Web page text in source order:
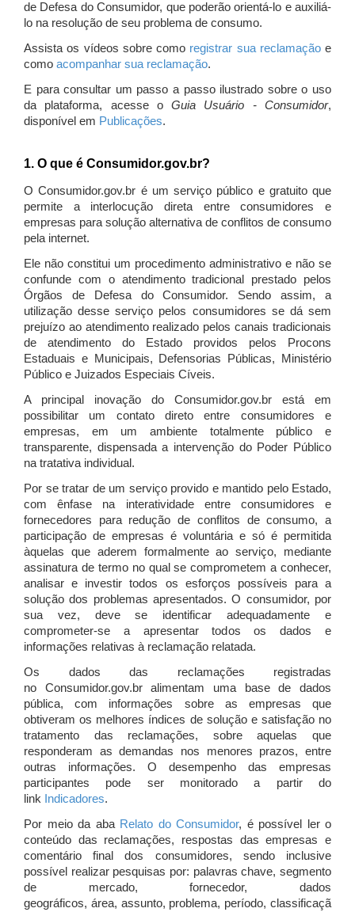
de Defesa do Consumidor, que poderão orientá-lo e auxiliá-
lo na resolução de seu problema de consumo.
Assista os vídeos sobre como registrar sua reclamaçãoe
como acompanhar sua reclamação.
E para consultar um passo a passo ilustrado sobre o uso
da plataforma, acesse oGuia Usuário - Consumidor,
disponível em Publicações.
1. O que é Consumidor.gov.br?
O Consumidor.gov.br é um serviço público e gratuito que
permite a interlocução direta entre consumidores e
empresas para solução alternativa de conflitos de consumo
pela internet.
Ele não constitui um procedimento administrativo e não se
confunde com o atendimento tradicional prestado pelos
Órgãos de Defesa do Consumidor. Sendo assim, a
utilização desse serviço pelos consumidores se dá sem
prejuízo ao atendimento realizado pelos canais tradicionais
de atendimento do Estado providos pelos Procons
Estaduais e Municipais, Defensorias Públicas, Ministério
Público e Juizados Especiais Cíveis.
A principal inovação do Consumidor.gov.br está em
possibilitar um contato direto entre consumidores e
empresas, em um ambiente totalmente público e
transparente, dispensada a intervenção do Poder Público
na tratativa individual.
Por se tratar de um serviço provido e mantido pelo Estado,
com ênfase na interatividade entre consumidores e
fornecedores para redução de conflitos de consumo, a
participação de empresas é voluntária e só é permitida
àquelas que aderem formalmente ao serviço, mediante
assinatura de termo no qual se comprometem a conhecer,
analisar e investir todos os esforços possíveis para a
solução dos problemas apresentados. O consumidor, por
sua vez, deve se identificar adequadamente e
comprometer-se a apresentar todos os dados e
informações relativas à reclamação relatada.
Os dados das reclamações registradas
no Consumidor.gov.br alimentam uma base de dados
pública, com informações sobre as empresas que
obtiveram os melhores índices de solução e satisfação no
tratamento das reclamações, sobre aquelas que
responderam as demandas nos menores prazos, entre
outras informações. O desempenho das empresas
participantes pode ser monitorado a partir do
link Indicadores.
Por meio da aba Relato do Consumidor, é possível ler o
conteúdo das reclamações, respostas das empresas e
comentário final dos consumidores, sendo inclusive
possível realizar pesquisas por: palavras chave, segmento
de mercado, fornecedor, dados
geográficos, área, assunto, problema, período, classificaçã